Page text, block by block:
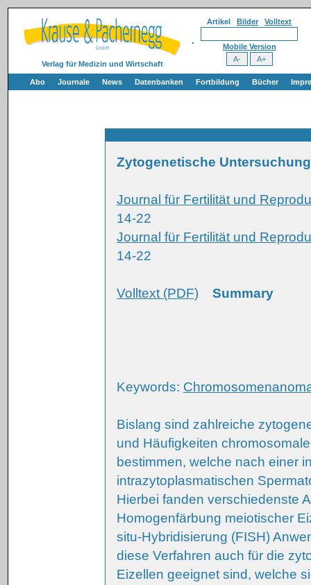
Verlag für Medizin und Wirtschaft
Artikel Bilder Volltext
Mobile Version
Abo Journale News Datenbanken Fortbildung Bücher
Zytogenetische
Journal für Fertilität und
14-22
Journal für Fertilität und
14-22
Volltext (PDF) Summary
Keywords:
Bislang sind zahlreiche
und Häufigkeiten
bestimmen, welche nach einer
intrazytoplasmatischen
Hierbei fanden verschiedenste
Homogenfärbung meiotischer
situ-Hybridisierung (FISH)
diese Verfahren auch für die
Eizellen geeignet sind, welche